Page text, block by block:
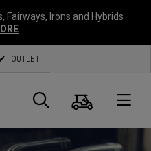
, Fairways, Irons and Hybrids
OUTLET
Suche